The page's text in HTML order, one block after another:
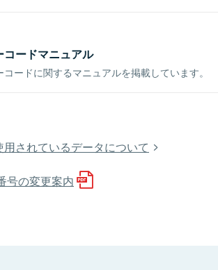
ードマニュアル
ードに関するマニュアルを掲載しています。
されているデータについて
号の変更案内